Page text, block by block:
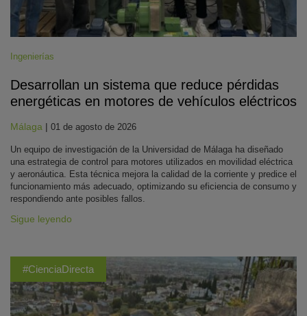
Ingenierías
Desarrollan un sistema que reduce pérdidas
energéticas en motores de vehículos eléctricos
Málaga | 01 de agosto de 2026
Un equipo de investigación de la Universidad de Málaga ha diseñado
una estrategia de control para motores utilizados en movilidad eléctrica
y aeronáutica. Esta técnica mejora la calidad de la corriente y predice el
funcionamiento más adecuado, optimizando su eficiencia de consumo y
respondiendo ante posibles fallos.
Sigue leyendo
#CienciaDirecta